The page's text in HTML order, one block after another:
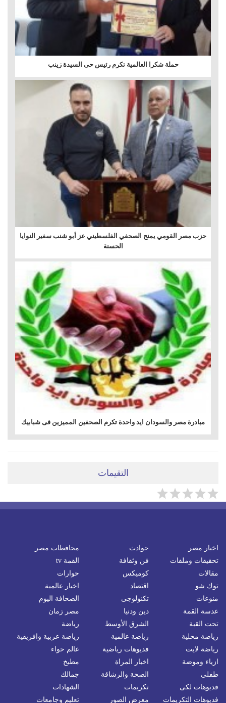
حملة شكرا العالمية تكرم رئيس حى السيدة زينب
حزب مصر القومي يمنح الصحفي الفلسطيني عز أبو شنب سفير النوايا
الحسنة
مبادرة مصر والسودان ايد واحدة تكرم الصحفين المميزين فى شبابيك
التقيمات
اخبار مصر حوادث
محافظات مصر
تحقيقات وملفات
فن وثقافة
القمة tv
مقالات
كوميكس
حوارات
توك شو
اقتصاد
اخبار عالمية
منوعات
تكنولوجى
الصحافة اليوم
عدسة القمة
دين ودنيا
مصر زمان
تحت القبة
الشرق الأوسط
رياضة
رياضة محلية
رياضة عالمية
رياضة عربية وافريقية
رياضة لايت
فديوهات رياضية
عالم حواء
ازياء وموضة
اخبار المراة
مطبخ
طفلى
الصحة والرشاقة
جمالك
فديوهات لكى
تكريمات
الشهادات
فديوهات التكريمات
معرض الصور تعليم وجامعات